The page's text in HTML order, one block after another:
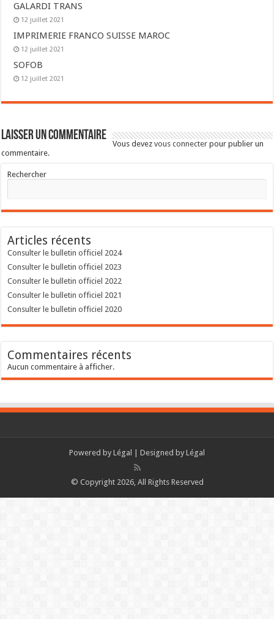
GALARDI TRANS
12 juillet 2021
IMPRIMERIE FRANCO SUISSE MAROC
12 juillet 2021
SOFOB
12 juillet 2021
Laisser un commentaire
Vous devezvous connecter pour publier un
commentaire.
Rechercher
Articles récents
Consulter le bulletin officiel 2024
Consulter le bulletin officiel 2023
Consulter le bulletin officiel 2022
Consulter le bulletin officiel 2021
Consulter le bulletin officiel 2020
Commentaires récents
Aucun commentaire à afficher.
Powered by Légal | Designed by Légal
© Copyright 2026, All Rights Reserved